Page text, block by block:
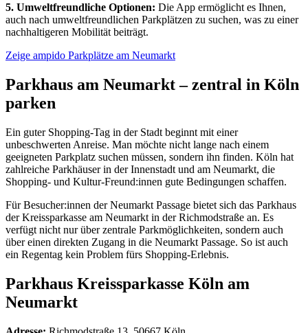
5. Umweltfreundliche Optionen: Die App ermöglicht es Ihnen,
auch nach umweltfreundlichen Parkplätzen zu suchen, was zu einer
nachhaltigeren Mobilität beiträgt.
Zeige ampido Parkplätze am Neumarkt
Parkhaus am Neumarkt – zentral in Köln
parken
Ein guter Shopping-Tag in der Stadt beginnt mit einer
unbeschwerten Anreise. Man möchte nicht lange nach einem
geeigneten Parkplatz suchen müssen, sondern ihn finden. Köln hat
zahlreiche Parkhäuser in der Innenstadt und am Neumarkt, die
Shopping- und Kultur-Freund:innen gute Bedingungen schaffen.
Für Besucher:innen der Neumarkt Passage bietet sich das Parkhaus
der Kreissparkasse am Neumarkt in der Richmodstraße an. Es
verfügt nicht nur über zentrale Parkmöglichkeiten, sondern auch
über einen direkten Zugang in die Neumarkt Passage. So ist auch
ein Regentag kein Problem fürs Shopping-Erlebnis.
Parkhaus Kreissparkasse Köln am
Neumarkt